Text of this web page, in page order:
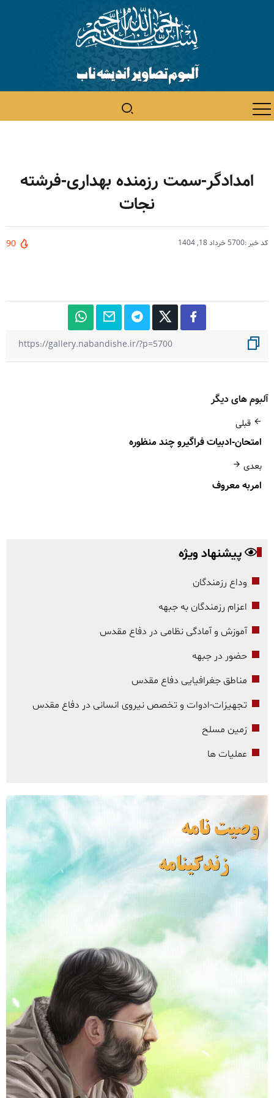
امدادگر-سمت رزمنده بهداری-فرشته
نجات
کد خبر :5700 خرداد 18, 1404 90
آلبوم های دیگر
قبلی
امتحان-ادبیات فراگیرو چند منظوره
بعدی
امربه معروف
پیشنهاد ویژه
وداع رزمندگان
اعزام رزمندگان به جبهه
آموزش و آمادگی نظامی در دفاع مقدس
حضور در جبهه
مناطق جغرافیایی دفاع مقدس
تجهیزات-ادوات و تخصص نیروی انسانی در دفاع مقدس
زمین مسلح
عملیات ها